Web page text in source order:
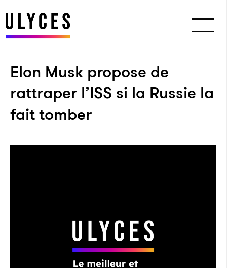
Elon Musk propose de
rattraper l’ISS si la Russie la
fait tomber